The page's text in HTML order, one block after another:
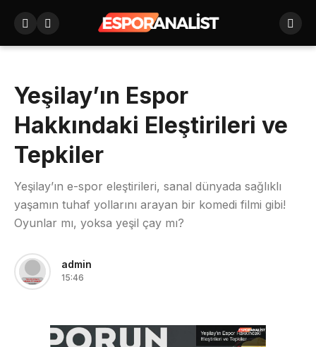
Yeşilay’ın Espor
Hakkındaki Eleştirileri ve
Tepkiler
Yeşilay’ın e-spor eleştirileri, sanal dünyada sağlıklı
yaşamın tuhaf yollarını arayan bir komedi filmi gibi!
Oyunlar mı, yoksa yeşil çay mı?
admin
15:46